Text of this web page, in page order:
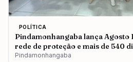
POLÍTICA
Pindamonhangaba lança
rede de proteção e mais de 540
Pindamonhangaba